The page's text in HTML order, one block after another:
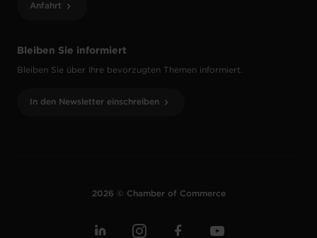
Bleiben Sie informiert
Bleiben Sie über Ihre bevorzugten Themen informiert.
In den Newsletter einschreiben
Anfahrt
2026 © Chamber of Commerce